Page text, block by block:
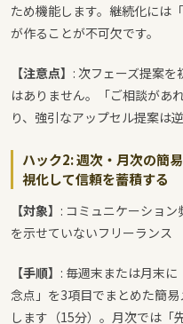
ため機能します。継続化には
が作ることが不可欠です。
【注意点】 : 次フェーズ提案
はありません。「ご相談があ
り、強引なアップセル提案は逆
ハック2: 週次・月次の簡
視化して信頼を蓄積する
【対象】 : コミュニケーショ
を示せていないフリーランス
【手順】 : 毎週末または月末
念点」を3項目でまとめた簡
します（15分）。月次では「